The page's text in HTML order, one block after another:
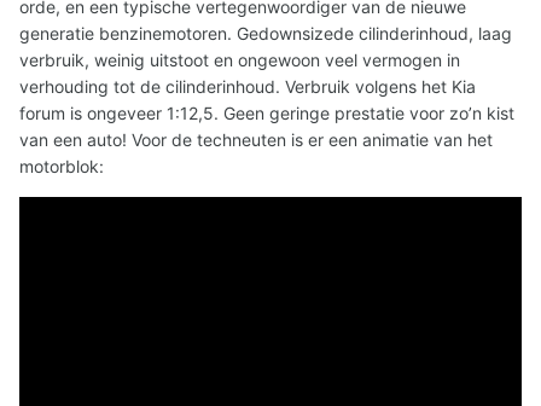
orde, en een typische vertegenwoordiger van de nieuwe
generatie benzinemotoren. Gedownsizede cilinderinhoud, laag
verbruik, weinig uitstoot en ongewoon veel vermogen in
verhouding tot de cilinderinhoud. Verbruik volgens het Kia
forum is ongeveer 1:12,5. Geen geringe prestatie voor zo’n kist
van een auto! Voor de techneuten is er een animatie van het
motorblok: